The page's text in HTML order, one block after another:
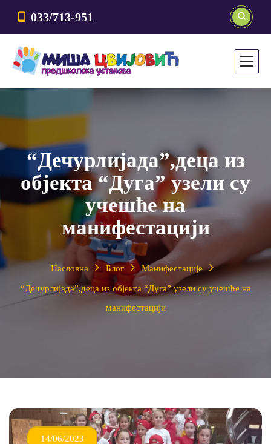
033/713-951
“Дечурлијада”,деца из
објекта “Дуга” узели су
учешће на
манифестацији
Насловна Блог Манифестације
“Дечурлијада”,деца из објекта “Дуга” узели су учешће на
манифестацији
14/06/2023